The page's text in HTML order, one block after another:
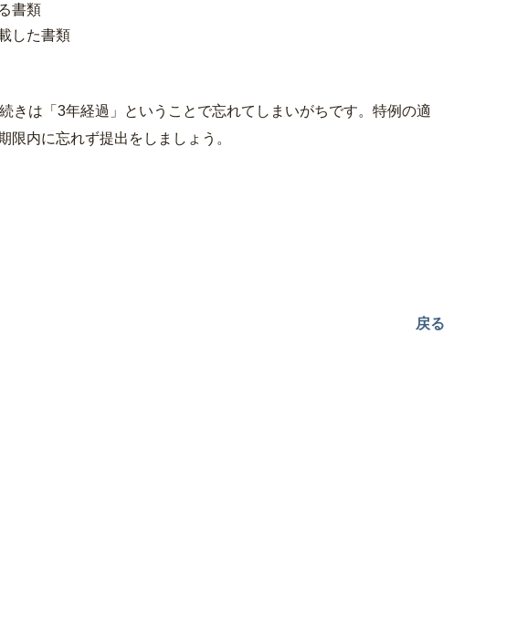
書類
した書類
は「3年経過」ということで忘れてしまいがちです。特例の適
内に忘れず提出をしましょう。
戻る